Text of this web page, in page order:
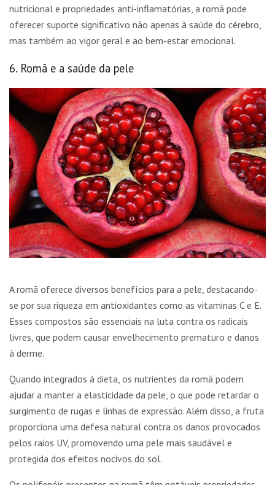
nutricional e propriedades anti-inflamatórias, a romã pode
oferecer suporte significativo não apenas à saúde do cérebro,
mas também ao vigor geral e ao bem-estar emocional.
6. Romã e a saúde da pele
A romã oferece diversos benefícios para a pele, destacando-
se por sua riqueza em antioxidantes como as vitaminas C e E.
Esses compostos são essenciais na luta contra os radicais
livres, que podem causar envelhecimento prematuro e danos
à derme.
Quando integrados à dieta, os nutrientes da romã podem
ajudar a manter a elasticidade da pele, o que pode retardar o
surgimento de rugas e linhas de expressão. Além disso, a fruta
proporciona uma defesa natural contra os danos provocados
pelos raios UV, promovendo uma pele mais saudável e
protegida dos efeitos nocivos do sol.